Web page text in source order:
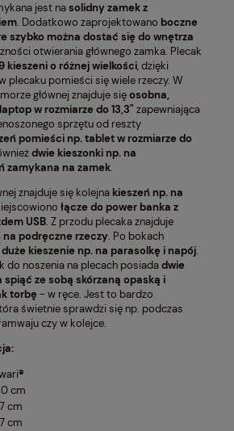
jest nasolidny zamek z
. Dodatkowo zaprojektowano boczne
szybko można dostać się do wnętrza
otwierania głównego zamka. Plecak
kieszeni o różnej wielkości, dzięki
plecaku pomieści się wiele rzeczy. W
głównej znajduje sięosobna,
w rozmiarze do 13,3" zapewniająca
sprzętu od reszty
pomieści np. tablet w rozmiarze do
dwie kieszonki np. na
zamykana na zamek.
znajduje się kolejna kieszeń np. na
łącze do power banka z
USB. Z przodu plecaka znajduje
na podręczne rzeczy. Po bokach
duże kieszenie np. na parasolkę i napój.
do noszenia na plecach posiadadwie
spiąć ze sobą skórzaną opaską i
torbę- w ręce. Jest to bardzo
świetnie sprawdzi się np. podczas
czy w kolejce.
®
cm
cm
cm